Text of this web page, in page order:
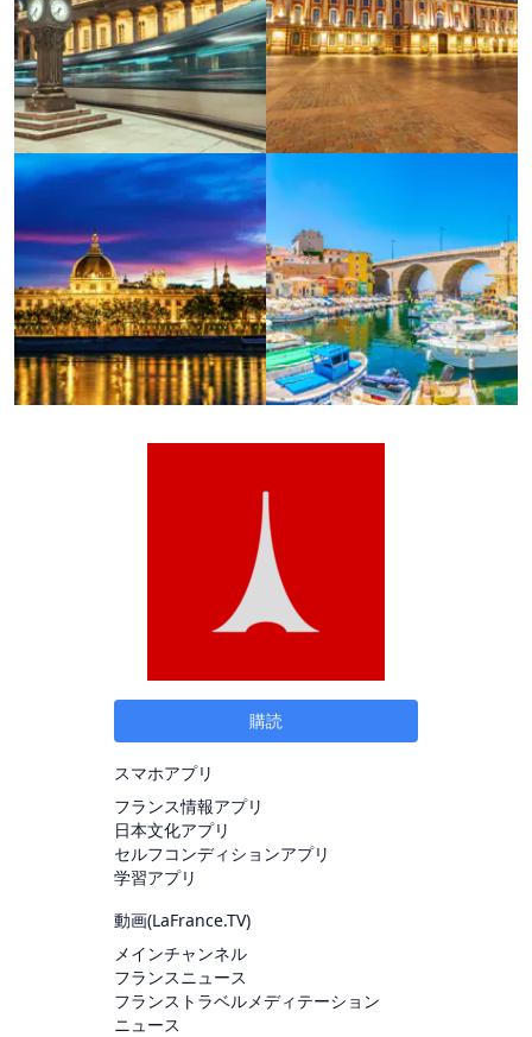
購読
スマホアプリ
フランス情報アプリ
日本文化アプリ
セルフコンディションアプリ
学習アプリ
動画(LaFrance.TV)
メインチャンネル
フランスニュース
フランストラベルメディテーション
ニュース